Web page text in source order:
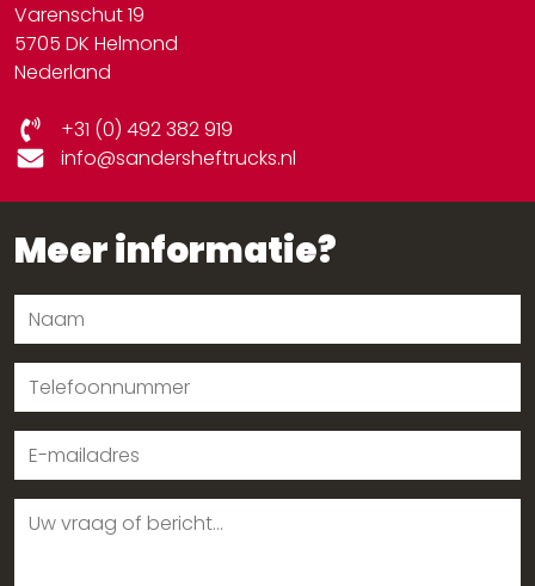
Varenschut 19
5705 DK Helmond
Nederland
+31 (0) 492 382 919
info@sandersheftrucks.nl
Meer informatie?